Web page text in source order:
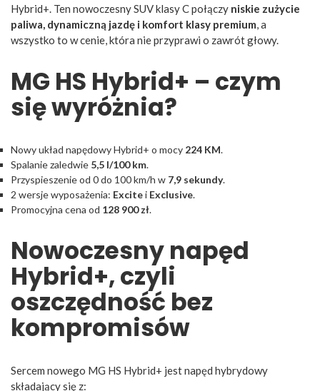
Hybrid+. Ten nowoczesny SUV klasy C połączy niskie zużycie
paliwa, dynamiczną jazdę i komfort klasy premium, a
wszystko to w cenie, która nie przyprawi o zawrót głowy.
MG HS Hybrid+ – czym
się wyróżnia?
Nowy układ napędowy Hybrid+ o mocy 224 KM.
Spalanie zaledwie 5,5 l/100 km.
Przyspieszenie od 0 do 100 km/h w 7,9 sekundy.
2 wersje wyposażenia: Excitei Exclusive.
Promocyjna cena od 128 900 zł.
Nowoczesny napęd
Hybrid+, czyli
oszczędność bez
kompromisów
Sercem nowego MG HS Hybrid+ jest napęd hybrydowy
składający się z: